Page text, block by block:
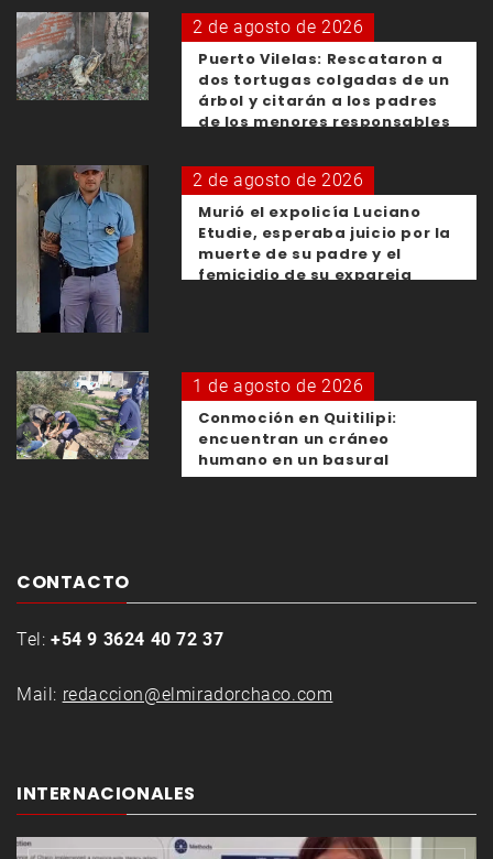
2 de agosto de 2026
Puerto Vilelas: Rescataron a
dos tortugas colgadas de un
árbol y citarán a los padres
de los menores responsables
2 de agosto de 2026
Murió el expolicía Luciano
Etudie, esperaba juicio por la
muerte de su padre y el
femicidio de su expareja
1 de agosto de 2026
Conmoción en Quitilipi:
encuentran un cráneo
humano en un basural
CONTACTO
Tel: +54 9 3624 40 72 37
Mail: redaccion@elmiradorchaco.com
INTERNACIONALES